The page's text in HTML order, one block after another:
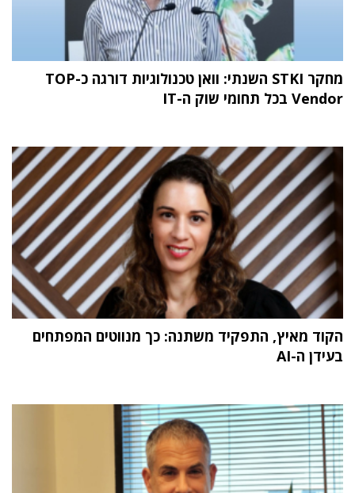
מחקר STKI השנתי: וואן טכנולוגיות דורגה כ-TOP
Vendor בכל תחומי שוק ה-IT
הקוד מאיץ, התפקיד משתנה: כך מנווטים המפתחים
בעידן ה-AI